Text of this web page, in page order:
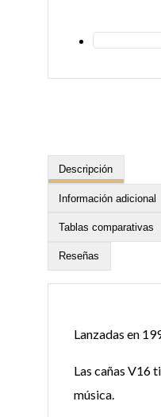
Descripción
Información adicional
Tablas comparativas
Reseñas
Lanzadas en
Las cañas V16
música.